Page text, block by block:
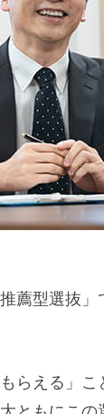
薦型選抜
らえる」